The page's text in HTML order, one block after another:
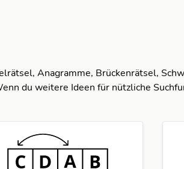
Anagramme, Brückenrätsel,
du weitere Ideen für nützliche